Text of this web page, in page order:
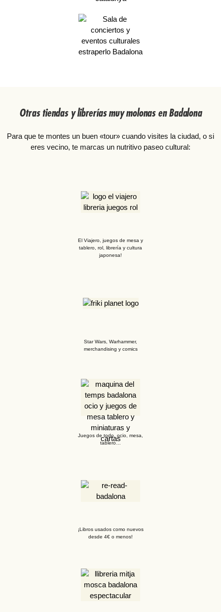
Otras tiendas y librerías muy molonas en Badalona
Para que te montes un buen «tour» cuando visites la ciudad, o si
eres vecino, te marcas un nutritivo paseo cultural:
El Viajero, juegos de mesa y
tablero, rol, librería y cultura
japonesa!
Star Wars, Warhammer,
merchandising y comics
Juegos de todo, ocio, mesa,
tablero…
¡Libros usados como nuevos
desde 4€ o menos!